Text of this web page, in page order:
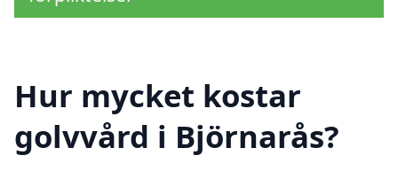
Hur mycket kostar
golvvård i Björnarås?